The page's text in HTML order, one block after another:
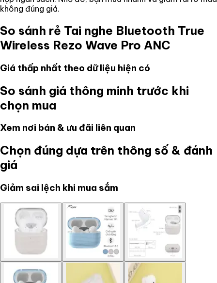
không đúng giá.
So sánh rẻ Tai nghe Bluetooth True
Wireless Rezo Wave Pro ANC
Giá thấp nhất theo dữ liệu hiện có
So sánh giá thông minh trước khi
chọn mua
Xem nơi bán & ưu đãi liên quan
Chọn đúng dựa trên thông số & đánh
giá
Giảm sai lệch khi mua sắm